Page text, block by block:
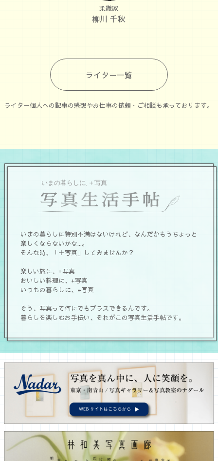
染織家
柳川 千秋
ライター一覧
ライター個人への記事の感想やお仕事の依頼・ご相談も承っております。
いまの暮らしに特別不満はないけれど、なんだかもうちょっと
楽しくならないかな...。
そんな時、「＋写真」してみませんか？
楽しい旅に、+写真
おいしい料理に、+写真
いつもの暮らしに、+写真
そう、写真って何にでもプラスできるんです。
暮らしを楽しむお手伝い、それがこの写真生活手帖です。